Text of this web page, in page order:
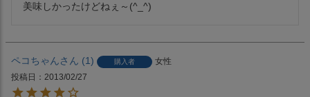
美味しかったけどねぇ～(^_^)
ペコちゃん 1 購入者
女性
投稿日
2013/02/27